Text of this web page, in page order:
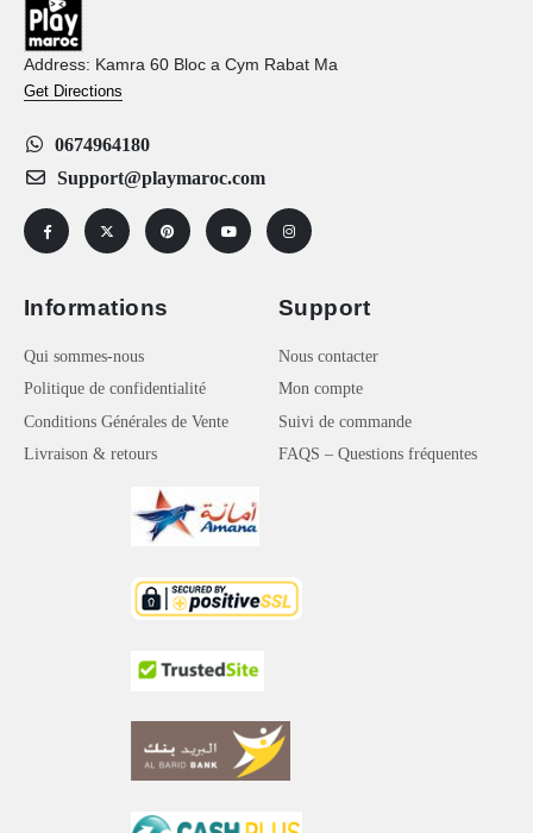
Address: Kamra 60 Bloc a Cym Rabat Ma
Get Directions
0674964180
Support@playmaroc.com
Informations
Qui sommes-nous
Politique de confidentialité
Conditions Générales de Vente
Livraison & retours
Support
Nous contacter
Mon compte
Suivi de commande
FAQS – Questions fréquentes